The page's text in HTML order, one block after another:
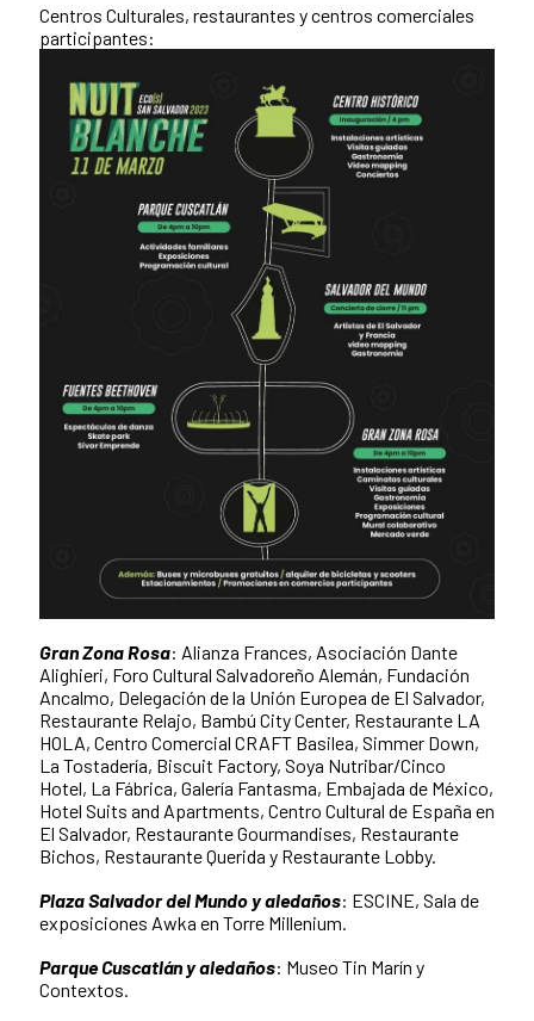
Centros Culturales, restaurantes y centros comerciales
participantes:
Gran Zona Rosa: Alianza Frances, Asociación Dante
Alighieri, Foro Cultural Salvadoreño Alemán, Fundación
Ancalmo, Delegación de la Unión Europea de El Salvador,
Restaurante Relajo, Bambú City Center, Restaurante LA
HOLA, Centro Comercial CRAFT Basilea, Simmer Down,
La Tostadería, Biscuit Factory, Soya Nutribar/Cinco
Hotel, La Fábrica, Galería Fantasma, Embajada de México,
Hotel Suits and Apartments, Centro Cultural de España en
El Salvador, Restaurante Gourmandises, Restaurante
Bichos, Restaurante Querida y Restaurante Lobby.
Plaza Salvador del Mundo y aledaños: ESCINE, Sala de
exposiciones Awka en Torre Millenium.
Parque Cuscatlán y aledaños: Museo Tin Marín y
Contextos.